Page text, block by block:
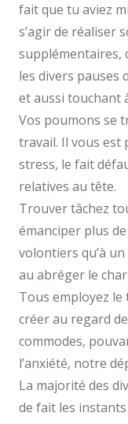
fait que tu aviez
s’agir de réaliser
supplémentaires,
les divers pauses
et aussi touchant
Vos poumons se
travail. Il vous est
stress, le fait
relatives au tête.
Trouver tâchez
émanciper plus
volontiers qu’à
au abréger le
Tous employez
créer au regard
commodes,
l’anxiété, notre
La majorité des
de fait les